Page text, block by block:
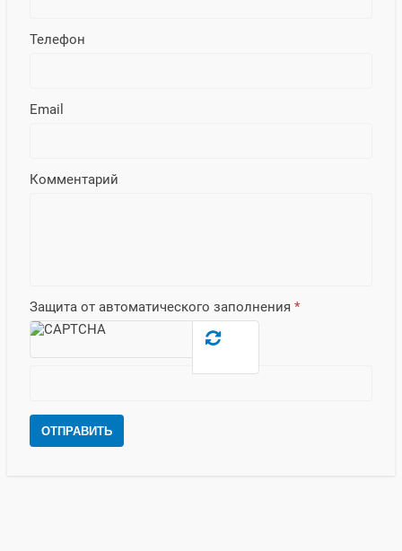
Телефон
Email
Комментарий
Защита от автоматического заполнения *
ОТПРАВИТЬ